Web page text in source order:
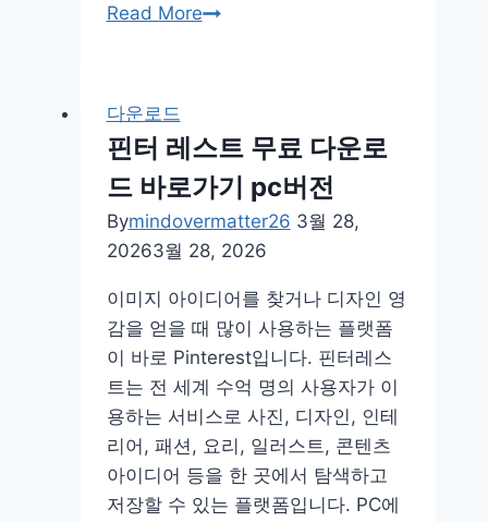
Read More김
프
장
예
약
법
위
치
홈
페
이
지
다운로드
핀터 레스트 무료 다운로
드 바로가기 pc버전
Bymindovermatter26 3월 28,
20263월 28, 2026
이미지 아이디어를 찾거나 디자인 영
감을 얻을 때 많이 사용하는 플랫폼
이 바로 Pinterest입니다. 핀터레스
트는 전 세계 수억 명의 사용자가 이
용하는 서비스로 사진, 디자인, 인테
리어, 패션, 요리, 일러스트, 콘텐츠
아이디어 등을 한 곳에서 탐색하고
저장할 수 있는 플랫폼입니다. PC에